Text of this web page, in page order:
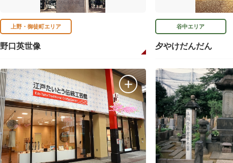
上野・御徒町エリア
野口英世像
谷中エリア
夕やけだんだん